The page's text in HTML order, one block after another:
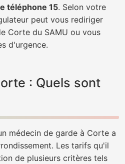
téléphone 15. Selon votre
peut vous rediriger
Corte du SAMU ou vous
d'urgence.
: Quels sont
médecin de garde à Corte a
Les tarifs qu'il
de plusieurs critères tels